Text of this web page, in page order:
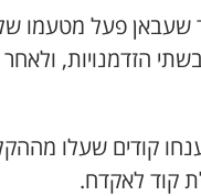
שעבאן פעל מטעמו
הזדמנויות, ולאחר
קודים שעלו
קוד לאקדח.